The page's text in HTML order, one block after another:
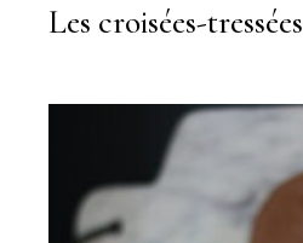
Les croisées-tressées